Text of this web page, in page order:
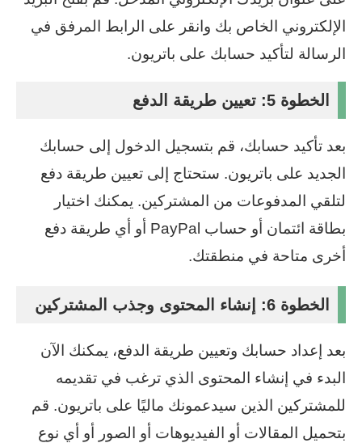
الإلكتروني الخاص بك وانقر على الرابط المرفق في
الرسالة لتأكيد حسابك على باتريون.
الخطوة 5: تعيين طريقة الدفع
بعد تأكيد حسابك، قم بتسجيل الدخول إلى حسابك
الجديد على باتريون. ستحتاج إلى تعيين طريقة دفع
لتلقي المدفوعات من المشتركين. يمكنك اختيار
بطاقة ائتمان أو حساب PayPal أو أي طريقة دفع
أخرى متاحة في منطقتك.
الخطوة 6: إنشاء المحتوى وجذب المشتركين
بعد إعداد حسابك وتعيين طريقة الدفع، يمكنك الآن
البدء في إنشاء المحتوى الذي ترغب في تقديمه
للمشتركين الذين سيدعمونك ماليًا على باتريون. قم
بتحميل المقالات أو الفيديوهات أو الصور أو أي نوع